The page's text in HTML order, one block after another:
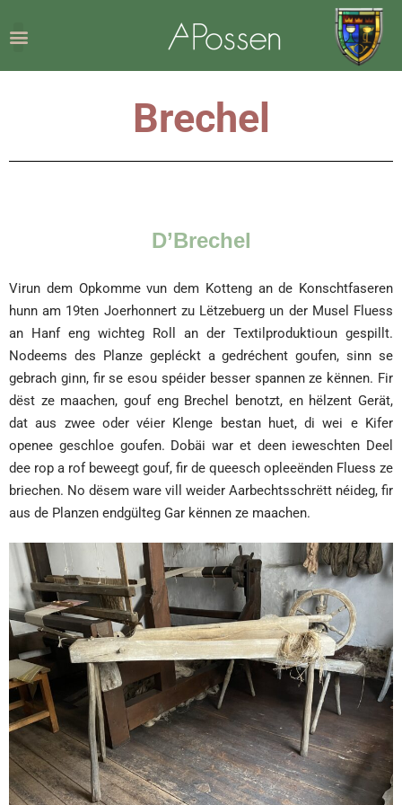
Brechel
D’Brechel
Virun dem Opkomme vun dem Kotteng an de Konschtfaseren
hunn am 19ten Joerhonnert zu Lëtzebuerg un der Musel Fluess
an Hanf eng wichteg Roll an der Textilproduktioun gespillt.
Nodeems des Planze gepléckt a gedréchent goufen, sinn se
gebrach ginn, fir se esou spéider besser spannen ze kënnen. Fir
dëst ze maachen, gouf eng Brechel benotzt, en hëlzent Gerät,
dat aus zwee oder véier Klenge bestan huet, di wei e Kifer
openee geschloe goufen. Dobäi war et deen ieweschten Deel
dee rop a rof beweegt gouf, fir de queesch opleeënden Fluess ze
briechen. No dësem ware vill weider Aarbechtsschrëtt néideg, fir
aus de Planzen endgülteg Gar kënnen ze maachen.